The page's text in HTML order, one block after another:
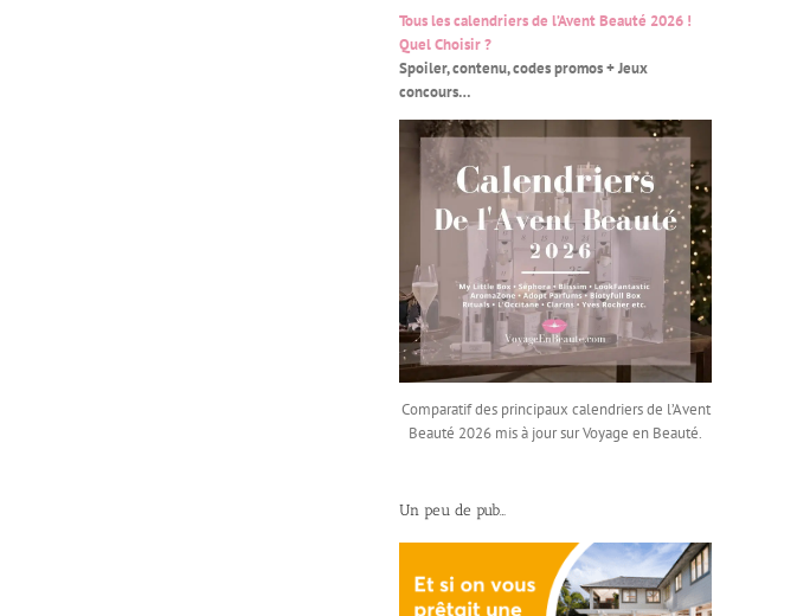
Tous les calendriers de l’Avent Beauté 2026 !
Quel Choisir ?
Spoiler, contenu, codes promos + Jeux
concours…
Comparatif des principaux calendriers de l’Avent
Beauté 2026 mis à jour sur Voyage en Beauté.
Un peu de pub…